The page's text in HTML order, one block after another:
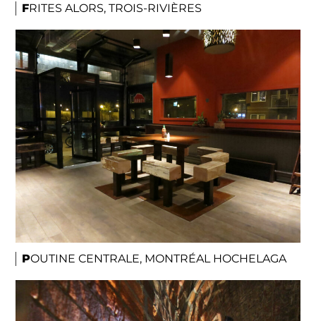
FRITES ALORS, TROIS-RIVIÈRES
POUTINE CENTRALE, MONTRÉAL HOCHELAGA